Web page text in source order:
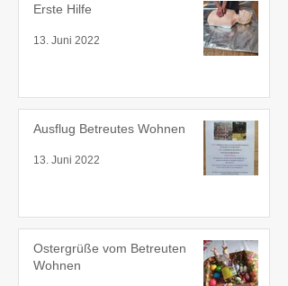
Erste Hilfe
13. Juni 2022
Ausflug Betreutes Wohnen
13. Juni 2022
Ostergrüße vom Betreuten
Wohnen